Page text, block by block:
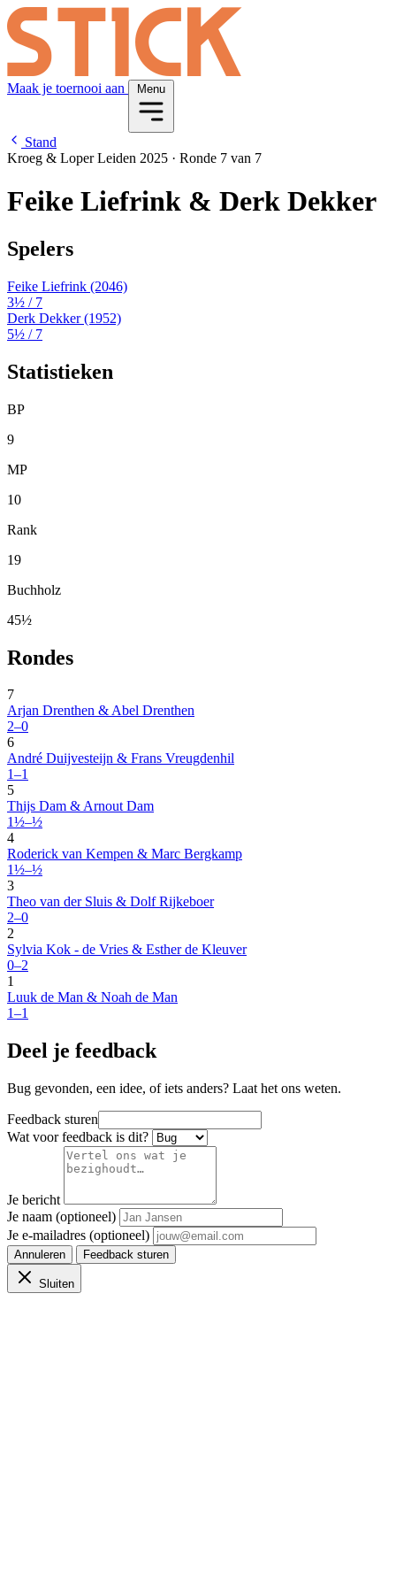
Maak je toernooi aan Menu
Stand
Kroeg & Loper Leiden 2025 · Ronde 7 van 7
Feike Liefrink & Derk Dekker
Spelers
Feike Liefrink (2046)
3½ / 7
Derk Dekker(1952)
5½ / 7
Statistieken
BP
9
MP
10
Rank
19
Buchholz
45½
Rondes
7
Arjan Drenthen & Abel Drenthen
2–0
6
André Duijvesteijn & Frans Vreugdenhil
1–1
5
Thijs Dam & Arnout Dam
1½–½
4
Roderick van Kempen & Marc Bergkamp
1½–½
3
Theo van der Sluis & Dolf Rijkeboer
2–0
2
Sylvia Kok - de Vries & Esther de Kleuver
0–2
1
Luuk de Man & Noah de Man
1–1
Deel je feedback
Bug gevonden, een idee, of iets anders? Laat het ons weten.
Feedback sturen
Wat voor feedback is dit?
Je bericht
Je naam (optioneel)
Je e-mailadres (optioneel)
Annuleren Feedback sturen
Sluiten